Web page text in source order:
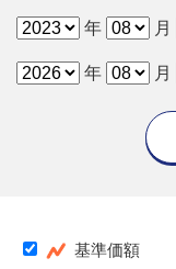
年 月
年 月
基準価額